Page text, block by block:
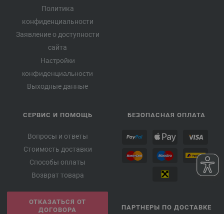
Политика
конфиденциальности
Заявление о доступности
сайта
Настройки
конфиденциальности
Выходные данные
СЕРВИС И ПОМОЩЬ
Вопросы и ответы
Стоимость доставки
Способы оплаты
Возврат товара
ОТКАЗАТЬСЯ ОТ
ДОГОВОРА
БЕЗОПАСНАЯ ОПЛАТА
ПАРТНЕРЫ ПО ДОСТАВКЕ